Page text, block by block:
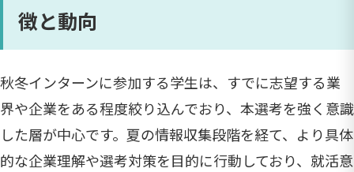
徴と動向
秋冬インターンに参加する学生は、すでに志望する業
界や企業をある程度絞り込んでおり、本選考を強く意識
した層が中心です。夏の情報収集段階を経て、より具体
的な企業理解や選考対策を目的に行動しており、就活意